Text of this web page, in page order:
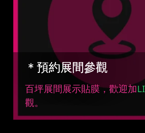
＊預約展間參觀
百坪展間展示貼膜，歡迎加
觀。